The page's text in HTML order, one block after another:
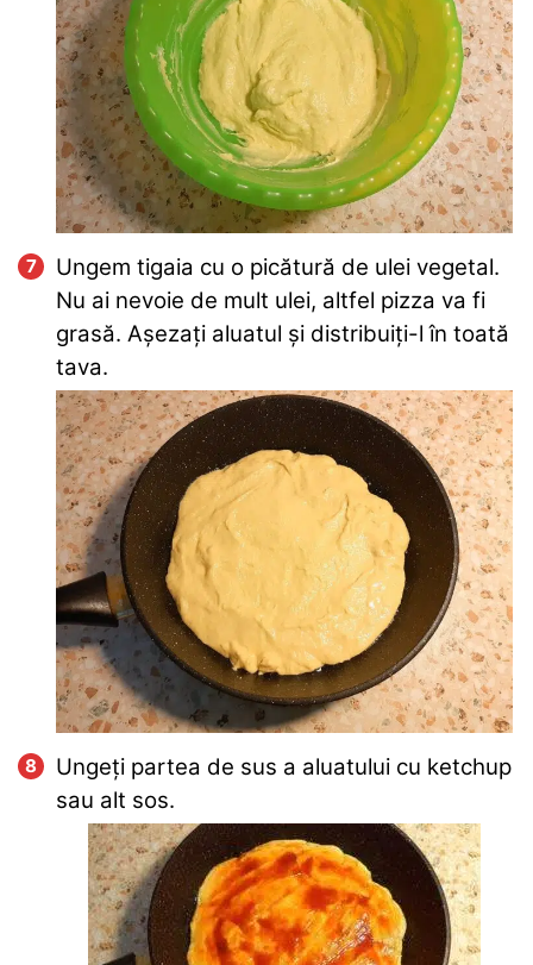
Ungem tigaia cu o picătură de ulei vegetal.
Nu ai nevoie de mult ulei, altfel pizza va fi
grasă. Așezați aluatul și distribuiți-l în toată
tava.
Ungeți partea de sus a aluatului cu ketchup
sau alt sos.